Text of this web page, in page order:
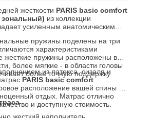
жесткости PARIS basic comfort
зональный) из коллекции
усиленным анатомическим
пружины поделены на три
характеристиками
жесткие пружины расположены в
более мягкие - в области головы
более точную поддержку
из латекса, сизаля и
PARIS basic comfort
расположение вашей спины во
отдых. Матрас отлично
и доступную стоимость.